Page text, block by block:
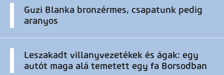
Guzi Blanka bronzérmes, csapatunk pedig
aranyos
Leszakadt villanyvezetékek és ágak: egy
autót maga alá temetett egy fa Borsodban